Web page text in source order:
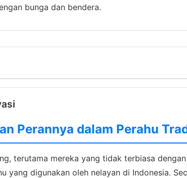
bunga dan bendera.
Perannya dalam Perahu
terutama mereka yang tidak terbiasa
yang digunakan oleh nelayan di Indonesia.